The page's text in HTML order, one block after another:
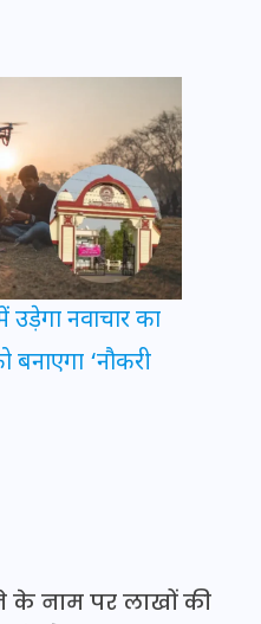
नवाचार का
बनाएगा ‘नौकरी
के नाम पर लाखों की